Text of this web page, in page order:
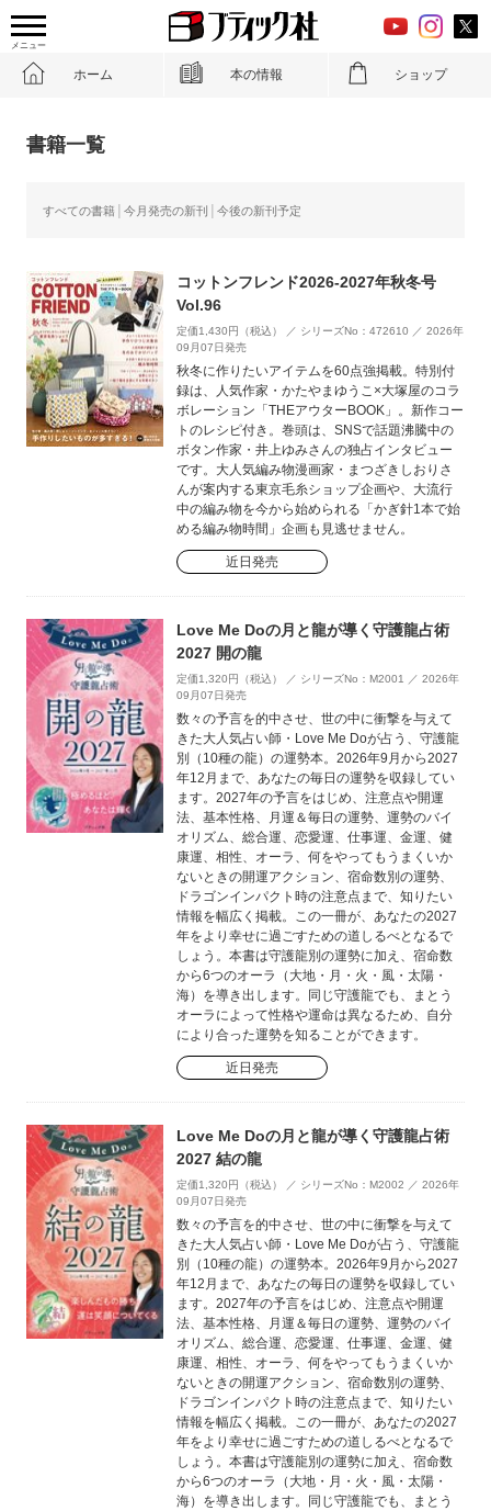
メニュー
ホーム 本の情報 ショップ
書籍一覧
すべての書籍 今月発売の新刊 今後の新刊予定
コットンフレンド2026-2027年秋冬号
Vol.96
定価1,430円（税込） ／ シリーズNo：472610 ／ 2026年
09月07日発売
秋冬に作りたいアイテムを60点強掲載。特別付
録は、人気作家・かたやまゆうこ×大塚屋のコラ
ボレーション「THEアウターBOOK」。新作コー
トのレシピ付き。巻頭は、SNSで話題沸騰中の
ボタン作家・井上ゆみさんの独占インタビュー
です。大人気編み物漫画家・まつざきしおりさ
んが案内する東京毛糸ショップ企画や、大流行
中の編み物を今から始められる「かぎ針1本で始
める編み物時間」企画も見逃せません。
近日発売
Love Me Doの月と龍が導く守護龍占術
2027 開の龍
定価1,320円（税込） ／ シリーズNo：M2001 ／ 2026年
09月07日発売
数々の予言を的中させ、世の中に衝撃を与えて
きた大人気占い師・Love Me Doが占う、守護龍
別（10種の龍）の運勢本。2026年9月から2027
年12月まで、あなたの毎日の運勢を収録してい
ます。2027年の予言をはじめ、注意点や開運
法、基本性格、月運＆毎日の運勢、運勢のバイ
オリズム、総合運、恋愛運、仕事運、金運、健
康運、相性、オーラ、何をやってもうまくいか
ないときの開運アクション、宿命数別の運勢、
ドラゴンインパクト時の注意点まで、知りたい
情報を幅広く掲載。この一冊が、あなたの2027
年をより幸せに過ごすための道しるべとなるで
しょう。本書は守護龍別の運勢に加え、宿命数
から6つのオーラ（大地・月・火・風・太陽・
海）を導き出します。同じ守護龍でも、まとう
オーラによって性格や運命は異なるため、自分
により合った運勢を知ることができます。
近日発売
Love Me Doの月と龍が導く守護龍占術
2027 結の龍
定価1,320円（税込） ／ シリーズNo：M2002 ／ 2026年
09月07日発売
数々の予言を的中させ、世の中に衝撃を与えて
きた大人気占い師・Love Me Doが占う、守護龍
別（10種の龍）の運勢本。2026年9月から2027
年12月まで、あなたの毎日の運勢を収録してい
ます。2027年の予言をはじめ、注意点や開運
法、基本性格、月運＆毎日の運勢、運勢のバイ
オリズム、総合運、恋愛運、仕事運、金運、健
康運、相性、オーラ、何をやってもうまくいか
ないときの開運アクション、宿命数別の運勢、
ドラゴンインパクト時の注意点まで、知りたい
情報を幅広く掲載。この一冊が、あなたの2027
年をより幸せに過ごすための道しるべとなるで
しょう。本書は守護龍別の運勢に加え、宿命数
から6つのオーラ（大地・月・火・風・太陽・
海）を導き出します。同じ守護龍でも、まとう